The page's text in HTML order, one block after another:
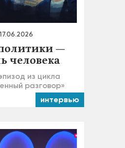
—
человека
из цикла
разговор»
интервью